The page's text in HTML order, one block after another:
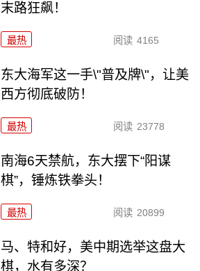
末路狂飙！
最热 阅读 4165
东大海军这一手\"普及牌\"，让美
西方彻底破防！
最热 阅读 23778
南海6天禁航，东大摆下“阳谋
棋”，锤炼铁拳头！
最热 阅读 20899
马、特和好，美中期选举这盘大
棋，水有多深？